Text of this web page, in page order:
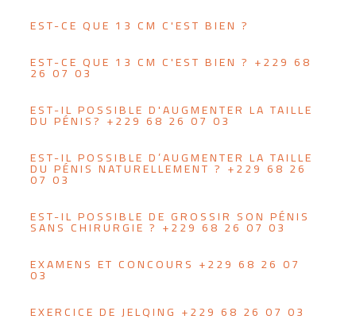
EST-CE QUE 13 CM C'EST BIEN ?
EST-CE QUE 13 CM C'EST BIEN ? +229 68
26 07 03
EST-IL POSSIBLE D'AUGMENTER LA TAILLE
DU PÉNIS? +229 68 26 07 03
EST-IL POSSIBLE D’AUGMENTER LA TAILLE
DU PÉNIS NATURELLEMENT ? +229 68 26
07 03
EST-IL POSSIBLE DE GROSSIR SON PÉNIS
SANS CHIRURGIE ? +229 68 26 07 03
EXAMENS ET CONCOURS +229 68 26 07
03
EXERCICE DE JELQING +229 68 26 07 03